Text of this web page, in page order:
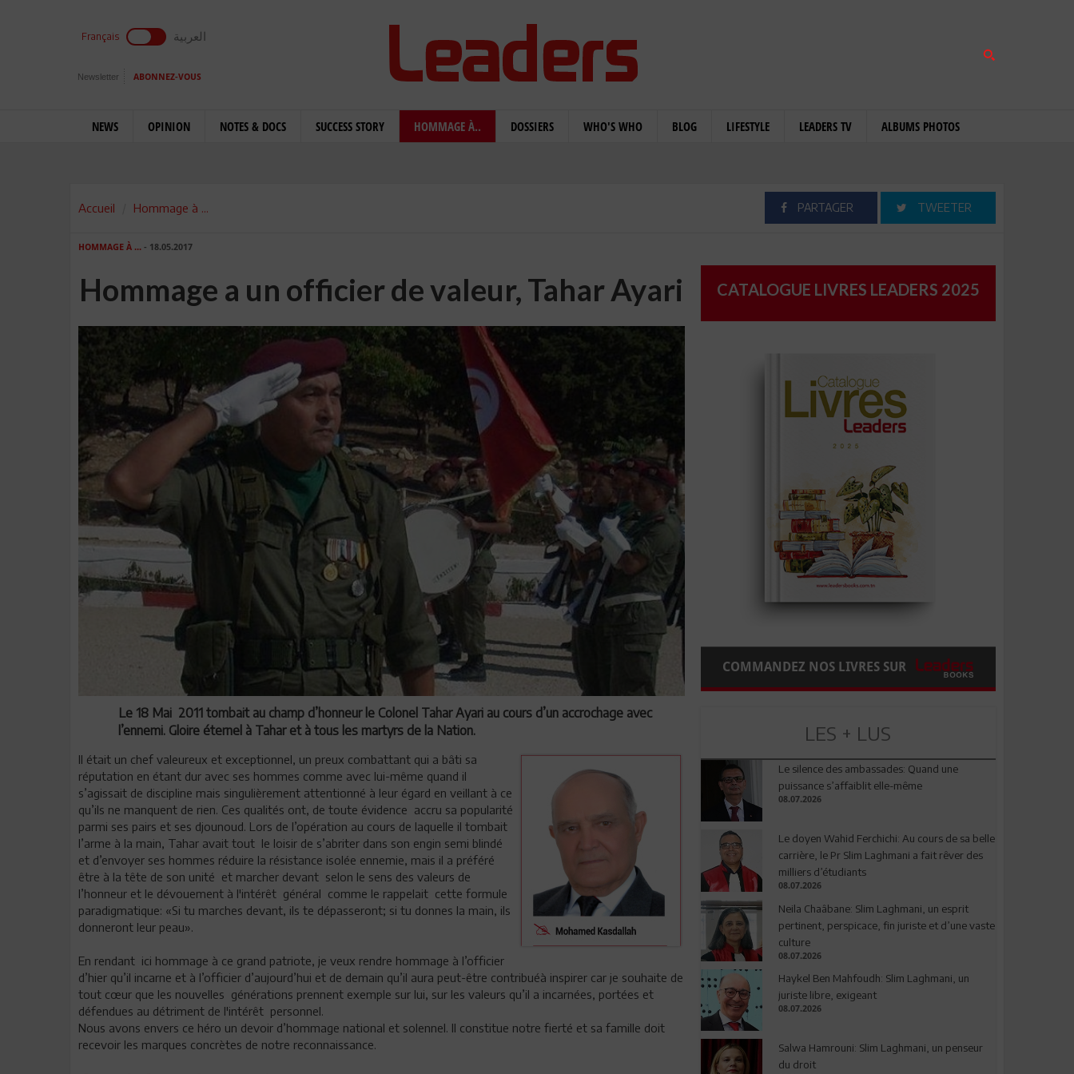
Français العربية
Newsletter ABONNEZ-VOUS
NEWS OPINION NOTES & DOCS SUCCESS STORY HOMMAGE À.. DOSSIERS WHO'S WHO BLOG LIFESTYLE LEADERS TV ALBUMS PHOTOS
Accueil Hommage à ... PARTAGER TWEETER
HOMMAGE À ... - 18.05.2017
Hommage a un officier de valeur, Tahar Ayari
Le 18 Mai 2011 tombait au champ d’honneur le Colonel Tahar Ayari au cours d’un accrochage avec
l’ennemi. Gloire éternel à Tahar et à tous les martyrs de la Nation.
Il était un chef valeureux et exceptionnel, un preux combattant qui a bâti sa
réputation en étant dur avec ses hommes comme avec lui-même quand il
s’agissait de discipline mais singulièrement attentionné à leur égard en veillant à ce
qu’ils ne manquent de rien. Ces qualités ont, de toute évidence accru sa popularité
parmi ses pairs et ses djounoud. Lors de l’opération au cours de laquelle il tombait
l’arme à la main, Tahar avait tout le loisir de s’abriter dans son engin semi blindé
et d’envoyer ses hommes réduire la résistance isolée ennemie, mais il a préféré
être à la tête de son unité et marcher devant selon le sens des valeurs de
l’honneur et le dévouement à l'intérêt général comme le rappelait cette formule
paradigmatique: «Si tu marches devant, ils te dépasseront; si tu donnes la main, ils
donneront leur peau».
En rendant ici hommage à ce grand patriote, je veux rendre hommage à l’officier
d’hier qu’il incarne et à l’officier d’aujourd’hui et de demain qu’il aura peut-être contribuéà inspirer car je souhaite de
tout cœur que les nouvelles générations prennent exemple sur lui, sur les valeurs qu’il a incarnées, portées et
défendues au détriment de l'intérêt personnel.
Nous avons envers ce héro un devoir d’hommage national et solennel. Il constitue notre fierté et sa famille doit
recevoir les marques concrètes de notre reconnaissance.
CATALOGUE LIVRES LEADERS 2025
COMMANDEZ NOS LIVRES SUR
LES + LUS
Le silence des ambassades: Quand une
puissance s’affaiblit elle-même
08.07.2026
Le doyen Wahid Ferchichi: Au cours de sa belle
carrière, le Pr Slim Laghmani a fait rêver des
milliers d’étudiants
08.07.2026
Neila Chaâbane: Slim Laghmani, un esprit
pertinent, perspicace, fin juriste et d’une vaste
culture
08.07.2026
Haykel Ben Mahfoudh: Slim Laghmani, un
juriste libre, exigeant
08.07.2026
Salwa Hamrouni: Slim Laghmani, un penseur
du droit